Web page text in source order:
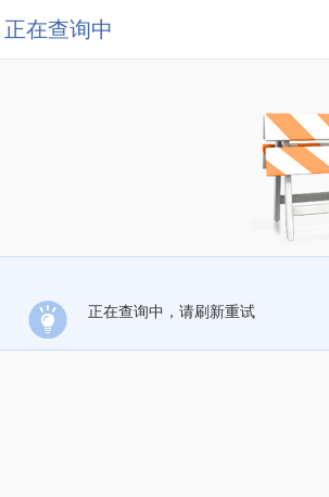
正在查询中
正在查询中，请刷新重试